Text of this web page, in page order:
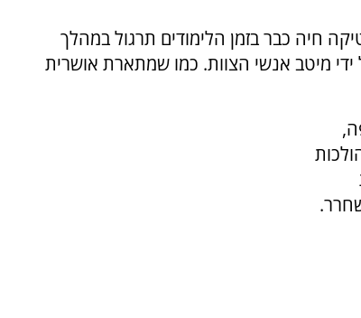
חיה כבר בזמן הלימודים תרגול במהלך
מיטב אנשי הצוות. כמו שמתארת אושרית